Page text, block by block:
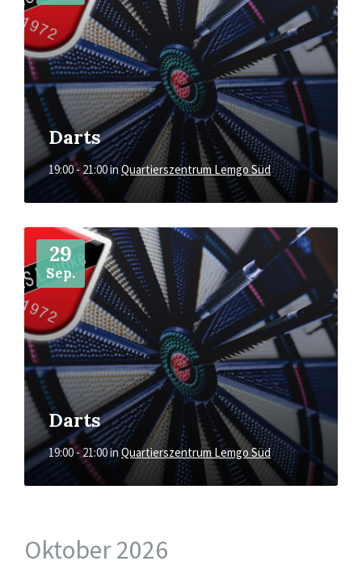
Darts
19:00 - 21:00inQuartierszentrum Lemgo Süd
29
Sep.
Darts
19:00 - 21:00inQuartierszentrum Lemgo Süd
Mehr
Oktober 2026